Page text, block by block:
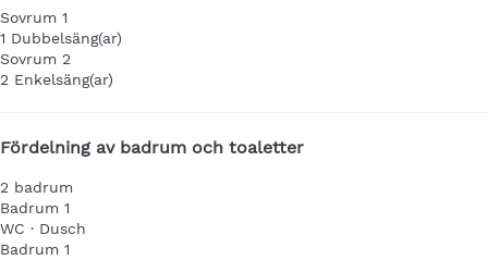
Sovrum 1
1 Dubbelsäng(ar)
Sovrum 2
2 Enkelsäng(ar)
Fördelning av badrum och toaletter
2 badrum
Badrum 1
WC · Dusch
Badrum 1